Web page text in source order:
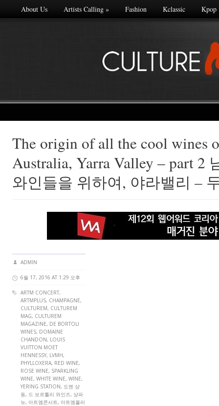
About Us Artists Calling» Fashion Kclassic Kpop
The origin of all the cool wines
Australia, Yarra Valley – part 2
와인들을 위하여, 야라밸리 –
ADMIN
6월 17, 2016 AT 1:29 오후
ARTM CONCERT,
ARTMPLUS, CHAMPAGNE,
CULTUREM, CULTUREM
MAG, CULTUREM
MAGAZINE, DE BORTOLI
WINES, DOMAINE
CHANDON, LOUIS
VUITTON MOET
HENNESSY, LVMH,
PHYLLOXERA, RED WINE,
ROSE WINE, SPARKLING
WINE, WHITE WINE, WINE,
YERING STATION, 도멘 샹
동, 드 보르톨리 와인즈, 샹파
뉴, 아트엠콘서트, 아트엠플러
Made with
More Info